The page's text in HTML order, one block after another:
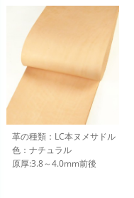
革の種類：LC本ヌメサドル
色：ナチュラル
原厚:3.8～4.0mm前後